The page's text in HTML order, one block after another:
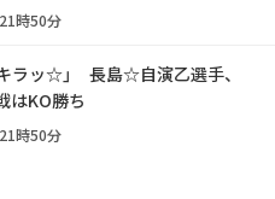
時50分
ラッ☆」 長島☆自演乙選手、
はKO勝ち
時50分